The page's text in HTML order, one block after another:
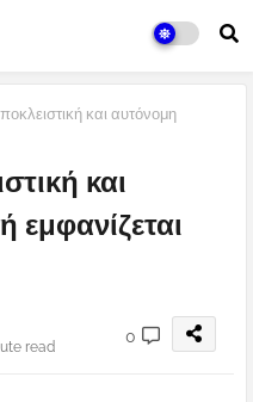
και αυτόνομη
και
read
0